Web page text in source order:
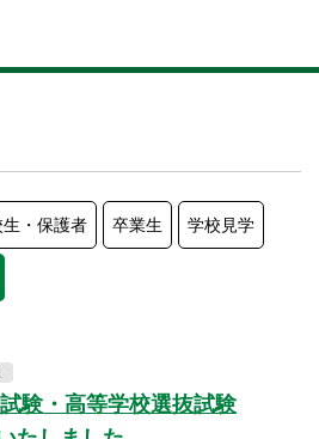
生・保護者 卒業生 学校見学
験・高等学校選抜試験